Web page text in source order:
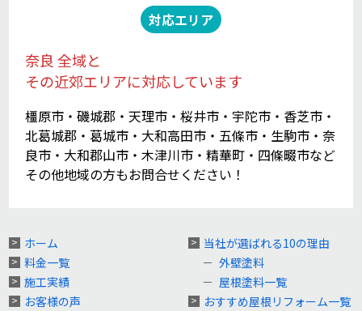
対応エリア
奈良 全域と
その近郊エリアに対応しています
橿原市・磯城郡・天理市・桜井市・宇陀市・香芝市・
北葛城郡・葛城市・大和高田市・五條市・生駒市・奈
良市・大和郡山市・木津川市・精華町・四條畷市など
その他地域の方もお問合せください！
ホーム
料金一覧
施工実績
お客様の声
当社が選ばれる10の理由
外壁塗料
屋根塗料一覧
おすすめ屋根リフォーム一覧